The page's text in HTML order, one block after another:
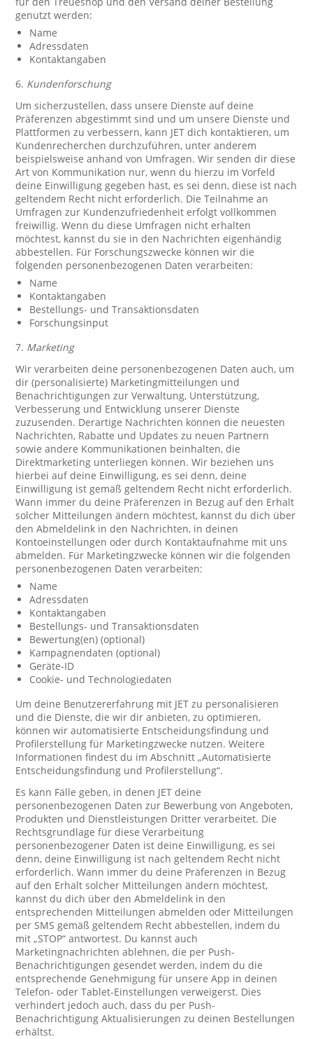
genutzt werden:
Name
Adressdaten
Kontaktangaben
6. Kundenforschung
Um sicherzustellen, dass unsere Dienste auf deine
Präferenzen abgestimmt sind und um unsere Dienste und
Plattformen zu verbessern, kann JET dich kontaktieren, um
Kundenrecherchen durchzuführen, unter anderem
beispielsweise anhand von Umfragen. Wir senden dir diese
Art von Kommunikation nur, wenn du hierzu im Vorfeld
deine Einwilligung gegeben hast, es sei denn, diese ist nach
geltendem Recht nicht erforderlich. Die Teilnahme an
Umfragen zur Kundenzufriedenheit erfolgt vollkommen
freiwillig. Wenn du diese Umfragen nicht erhalten
möchtest, kannst du sie in den Nachrichten eigenhändig
abbestellen. Für Forschungszwecke können wir die
folgenden personenbezogenen Daten verarbeiten:
Name
Kontaktangaben
Bestellungs- und Transaktionsdaten
Forschungsinput
7. Marketing
Wir verarbeiten deine personenbezogenen Daten auch, um
dir (personalisierte) Marketingmitteilungen und
Benachrichtigungen zur Verwaltung, Unterstützung,
Verbesserung und Entwicklung unserer Dienste
zuzusenden. Derartige Nachrichten können die neuesten
Nachrichten, Rabatte und Updates zu neuen Partnern
sowie andere Kommunikationen beinhalten, die
Direktmarketing unterliegen können. Wir beziehen uns
hierbei auf deine Einwilligung, es sei denn, deine
Einwilligung ist gemäß geltendem Recht nicht erforderlich.
Wann immer du deine Präferenzen in Bezug auf den Erhalt
solcher Mitteilungen ändern möchtest, kannst du dich über
den Abmeldelink in den Nachrichten, in deinen
Kontoeinstellungen oder durch Kontaktaufnahme mit uns
abmelden. Für Marketingzwecke können wir die folgenden
personenbezogenen Daten verarbeiten:
Name
Adressdaten
Kontaktangaben
Bestellungs- und Transaktionsdaten
Bewertung(en) (optional)
Kampagnendaten (optional)
Geräte-ID
Cookie- und Technologiedaten
Um deine Benutzererfahrung mit JET zu personalisieren
und die Dienste, die wir dir anbieten, zu optimieren,
können wir automatisierte Entscheidungsfindung und
Profilerstellung für Marketingzwecke nutzen. Weitere
Informationen findest du im Abschnitt „Automatisierte
Entscheidungsfindung und Profilerstellung“.
Es kann Fälle geben, in denen JET deine
personenbezogenen Daten zur Bewerbung von Angeboten,
Produkten und Dienstleistungen Dritter verarbeitet. Die
Rechtsgrundlage für diese Verarbeitung
personenbezogener Daten ist deine Einwilligung, es sei
denn, deine Einwilligung ist nach geltendem Recht nicht
erforderlich. Wann immer du deine Präferenzen in Bezug
auf den Erhalt solcher Mitteilungen ändern möchtest,
kannst du dich über den Abmeldelink in den
entsprechenden Mitteilungen abmelden oder Mitteilungen
per SMS gemäß geltendem Recht abbestellen, indem du
mit „STOP“ antwortest. Du kannst auch
Marketingnachrichten ablehnen, die per Push-
Benachrichtigungen gesendet werden, indem du die
entsprechende Genehmigung für unsere App in deinen
Telefon- oder Tablet-Einstellungen verweigerst. Dies
verhindert jedoch auch, dass du per Push-
Benachrichtigung Aktualisierungen zu deinen Bestellungen
erhältst.